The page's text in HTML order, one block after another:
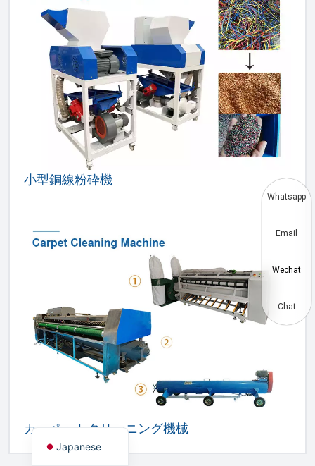
小型銅線粉砕機
カーペットクリーニング機械
Japanese
English
German
Portuguese
Russian
Hindi
Indonesian
Turkish
Swahili
Urdu
Greek
Italian
Whatsapp
Email
Wechat
Chat